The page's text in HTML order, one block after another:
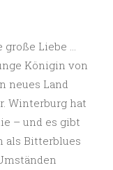
Liebe …
Königin von
neues Land
Winterburg hat
– und es gibt
als Bitterblues